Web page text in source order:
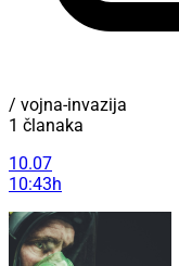
/ vojna-invazija
1 članaka
10.07
10:43h